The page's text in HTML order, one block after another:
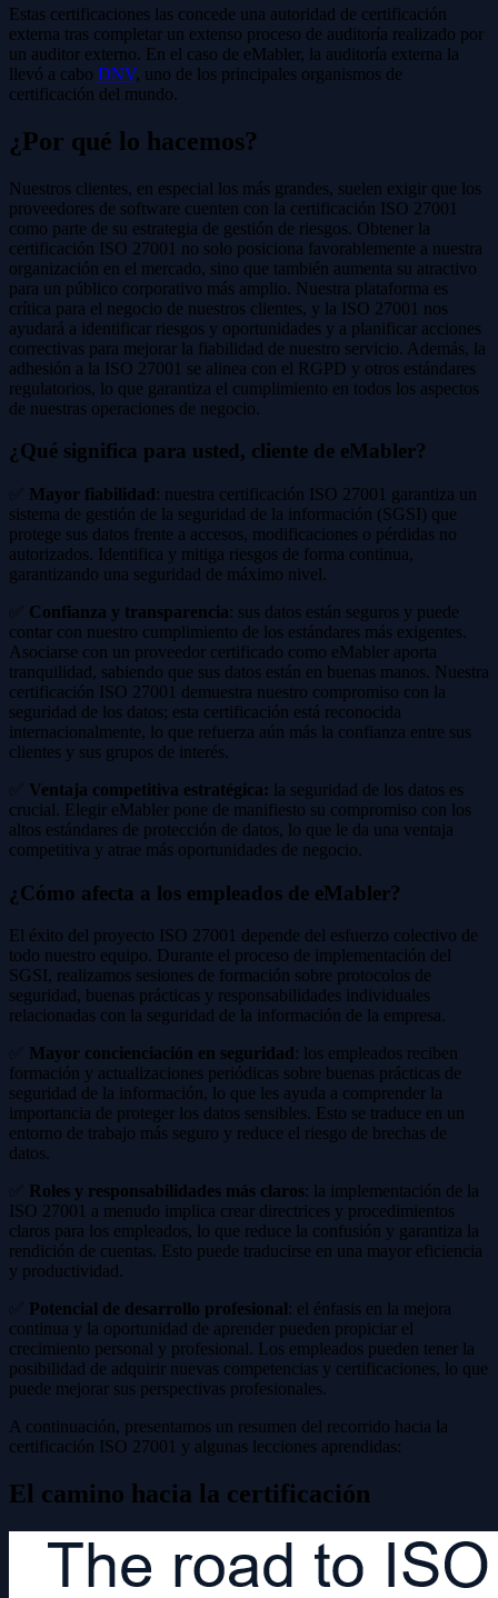
Estas certificaciones las concede una autoridad de certificación
externa tras completar un extenso proceso de auditoría realizado por
un auditor externo. En el caso de eMabler, la auditoría externa la
llevó a cabo DNV, uno de los principales organismos de
certificación del mundo.
¿Por qué lo hacemos?
Nuestros clientes, en especial los más grandes, suelen exigir que los
proveedores de software cuenten con la certificación ISO 27001
como parte de su estrategia de gestión de riesgos. Obtener la
certificación ISO 27001 no solo posiciona favorablemente a nuestra
organización en el mercado, sino que también aumenta su atractivo
para un público corporativo más amplio. Nuestra plataforma es
crítica para el negocio de nuestros clientes, y la ISO 27001 nos
ayudará a identificar riesgos y oportunidades y a planificar acciones
correctivas para mejorar la fiabilidad de nuestro servicio. Además, la
adhesión a la ISO 27001 se alinea con el RGPD y otros estándares
regulatorios, lo que garantiza el cumplimiento en todos los aspectos
de nuestras operaciones de negocio.
¿Qué significa para usted, cliente de eMabler?
Mayor fiabilidad: nuestra certificación ISO 27001 garantiza un
sistema de gestión de la seguridad de la información (SGSI) que
protege sus datos frente a accesos, modificaciones o pérdidas no
autorizados. Identifica y mitiga riesgos de forma continua,
garantizando una seguridad de máximo nivel.
Confianza y transparencia: sus datos están seguros y puede
contar con nuestro cumplimiento de los estándares más exigentes.
Asociarse con un proveedor certificado como eMabler aporta
tranquilidad, sabiendo que sus datos están en buenas manos. Nuestra
certificación ISO 27001 demuestra nuestro compromiso con la
seguridad de los datos; esta certificación está reconocida
internacionalmente, lo que refuerza aún más la confianza entre sus
clientes y sus grupos de interés.
Ventaja competitiva estratégica: la seguridad de los datos es
crucial. Elegir eMabler pone de manifiesto su compromiso con los
altos estándares de protección de datos, lo que le da una ventaja
competitiva y atrae más oportunidades de negocio.
¿Cómo afecta a los empleados de eMabler?
El éxito del proyecto ISO 27001 depende del esfuerzo colectivo de
todo nuestro equipo. Durante el proceso de implementación del
SGSI, realizamos sesiones de formación sobre protocolos de
seguridad, buenas prácticas y responsabilidades individuales
relacionadas con la seguridad de la información de la empresa.
Mayor concienciación en seguridad: los empleados reciben
formación y actualizaciones periódicas sobre buenas prácticas de
seguridad de la información, lo que les ayuda a comprender la
importancia de proteger los datos sensibles. Esto se traduce en un
entorno de trabajo más seguro y reduce el riesgo de brechas de
datos.
Roles y responsabilidades más claros: la implementación de la
ISO 27001 a menudo implica crear directrices y procedimientos
claros para los empleados, lo que reduce la confusión y garantiza la
rendición de cuentas. Esto puede traducirse en una mayor eficiencia
y productividad.
Potencial de desarrollo profesional: el énfasis en la mejora
continua y la oportunidad de aprender pueden propiciar el
crecimiento personal y profesional. Los empleados pueden tener la
posibilidad de adquirir nuevas competencias y certificaciones, lo que
puede mejorar sus perspectivas profesionales.
A continuación, presentamos un resumen del recorrido hacia la
certificación ISO 27001 y algunas lecciones aprendidas:
El camino hacia la certificación